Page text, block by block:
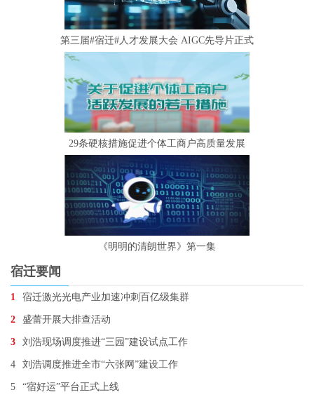
第三届#宿迁#人才发展大会 AIGC先导片正式
29条硬核措施促进个体工商户高质量发展
《明明的清朗世界》第一集
宿迁要闻
1 宿迁激光光电产业加速冲刺百亿级集群
2 盛蕾开展大排查活动
3 刘浩现场调度推进“三园”建设试点工作
4 刘浩调度推进全市“六张网”建设工作
5 “宿好运”平台正式上线